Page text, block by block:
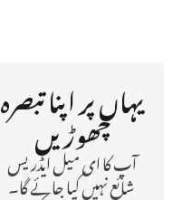
یہاں پر اپنا تبصرہ
چھوڑیں
آپ کا ای میل ایڈریس
شائع نہیں کیا جائے گا۔